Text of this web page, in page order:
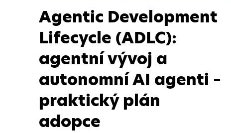
Agentic Development
Lifecycle (ADLC):
agentní vývoj a
autonomní AI agenti –
praktický plán
adopce